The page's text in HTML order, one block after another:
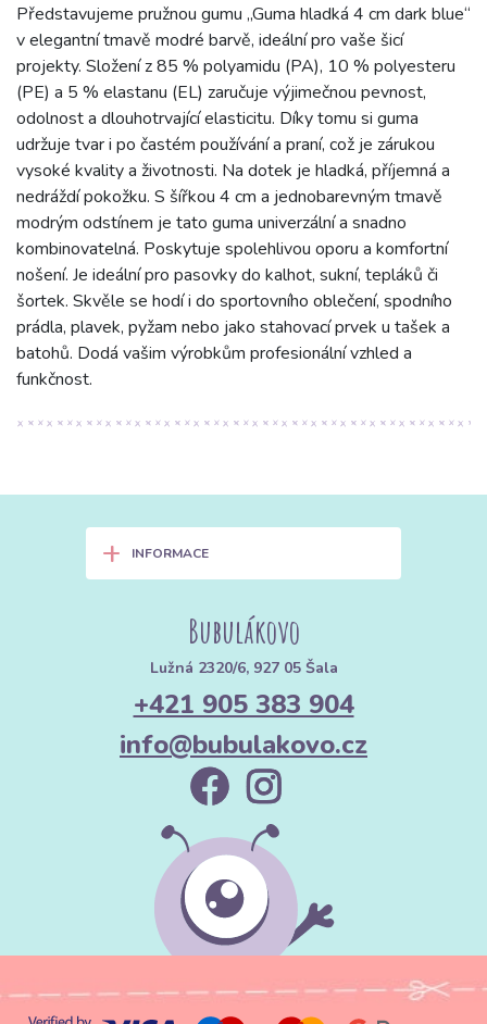
Představujeme pružnou gumu „Guma hladká 4 cm dark blue“
v elegantní tmavě modré barvě, ideální pro vaše šicí
projekty. Složení z 85 % polyamidu (PA), 10 % polyesteru
(PE) a 5 % elastanu (EL) zaručuje výjimečnou pevnost,
odolnost a dlouhotrvající elasticitu. Díky tomu si guma
udržuje tvar i po častém používání a praní, což je zárukou
vysoké kvality a životnosti. Na dotek je hladká, příjemná a
nedráždí pokožku. S šířkou 4 cm a jednobarevným tmavě
modrým odstínem je tato guma univerzální a snadno
kombinovatelná. Poskytuje spolehlivou oporu a komfortní
nošení. Je ideální pro pasovky do kalhot, sukní, tepláků či
šortek. Skvěle se hodí i do sportovního oblečení, spodního
prádla, plavek, pyžam nebo jako stahovací prvek u tašek a
batohů. Dodá vašim výrobkům profesionální vzhled a
funkčnost.
+ INFORMACE
Bubulákovo
Lužná 2320/6, 927 05 Šala
+421 905 383 904
info@bubulakovo.cz